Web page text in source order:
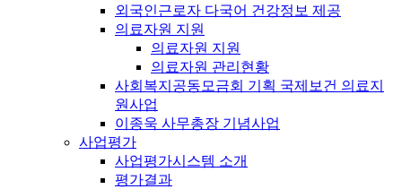
외국인근로자 다국어 건강정보 제공
의료자원 지원
의료자원 지원
의료자원 관리현황
사회복지공동모금회 기획 국제보건 의료지
원사업
이종욱 사무총장 기념사업
사업평가
사업평가시스템 소개
평가결과